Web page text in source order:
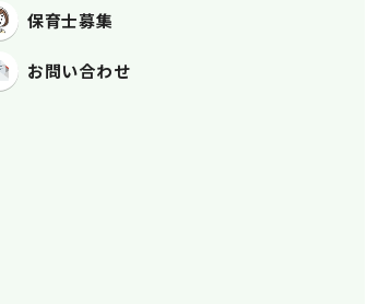
保育士募集
お問い合わせ